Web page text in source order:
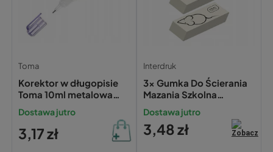
Toma
Korektor w długopisie
Toma 10ml metalowa
końcówka
Dostawa jutro
3,17 zł
Interdruk
3x Gumka Do Ścierania
Mazania Szkolna
Biurowa Biała Interdruk
Dostawa jutro
3,48 zł